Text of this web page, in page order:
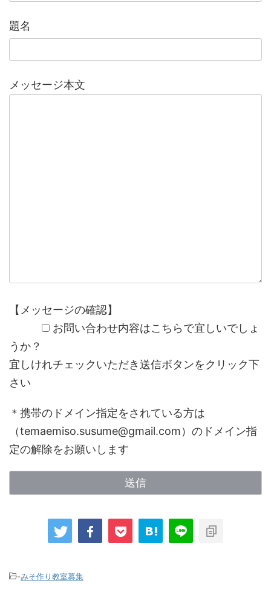
題名
メッセージ本文
【メッセージの確認】
お問い合わせ内容はこちらで宜しいでしょ
うか？
宜しけれチェックいただき送信ボタンをクリック下
さい
＊携帯のドメイン指定をされている方は
（temaemiso.susume@gmail.com）のドメイン指
定の解除をお願いします
-みそ作り教室募集